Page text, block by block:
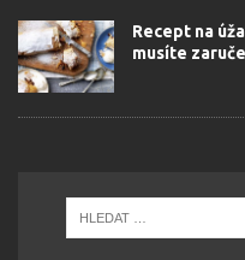
Recept na
musíte